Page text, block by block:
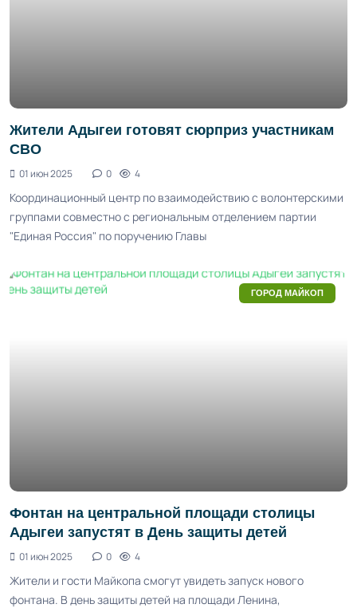
Жители Адыгеи готовят сюрприз участникам
СВО
01 июн 2025 0 4
Координационный центр по взаимодействию с волонтерскими
группами совместно с региональным отделением партии
"Единая Россия" по поручению Главы
ГОРОД МАЙКОП
Фонтан на центральной площади столицы
Адыгеи запустят в День защиты детей
01 июн 2025 0 4
Жители и гости Майкопа смогут увидеть запуск нового
фонтана. В день защиты детей на площади Ленина,